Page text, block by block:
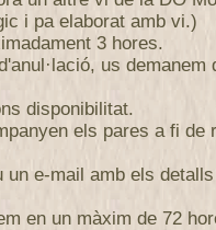
i pa elaborat amb vi.)
3 hores.
us demanem
disponibilitat.
els pares a fi de
e-mail amb els
en un màxim de 72